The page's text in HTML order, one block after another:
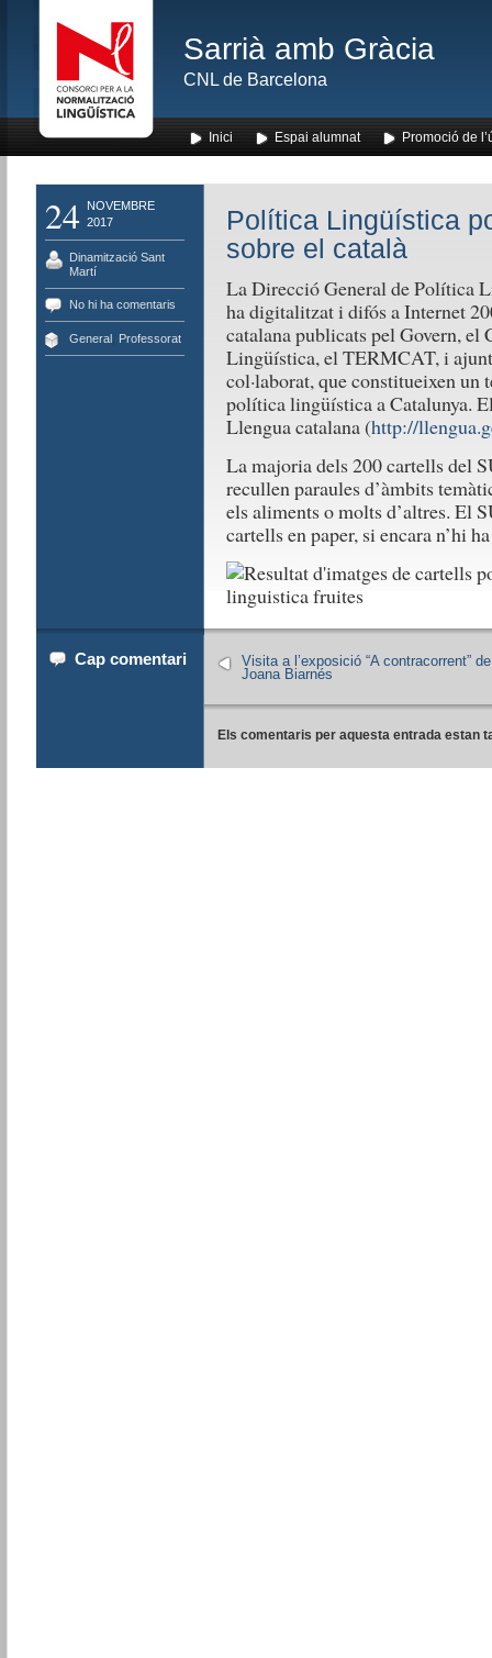
Sarrià amb Gràcia
CNL de Barcelona
Inici Espai alumnat Promoció de
24
NOVEMBRE
2017
Dinamització Sant
Martí
No hi ha comentaris
General, Professorat
Política Lingüística
sobre el català
La Direcció General de Política
ha digitalitzat i difós a Internet
catalana publicats pel Govern,
Lingüística, el TERMCAT, i
col·laborat, que constitueixen un
política lingüística a Catalunya.
Llengua catalana (http://
La majoria dels 200 cartells del
recullen paraules d’àmbits
els aliments o molts d’altres. El
cartells en paper, si encara n’hi
Cap comentari
Visita a l’exposició “A contracorrent” de
Joana Biarnés
Els comentaris per aquesta entrada estan